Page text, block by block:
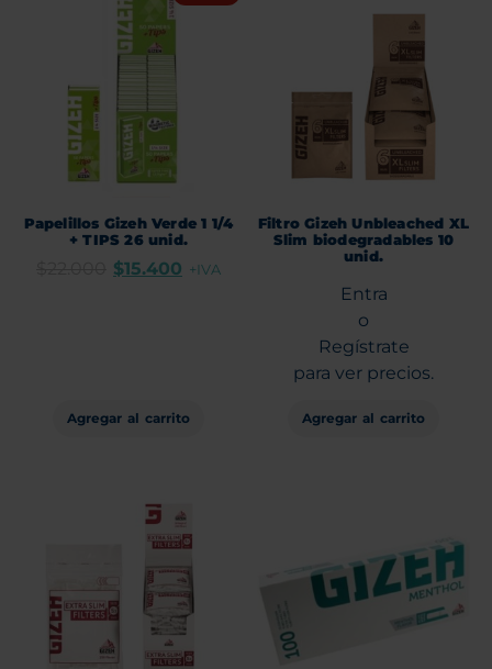
Papelillos Gizeh Verde 1 1/4
+ TIPS 26 unid.
$15.400 +IVA
Agregar al carrito
Filtro Gizeh Unbleached XL
Slim biodegradables 10
unid.
Entra
o
Regístrate
para ver precios.
Agregar al carrito